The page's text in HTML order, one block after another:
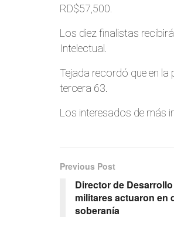
RD$57,500.
Los diez finalistas
Intelectual.
Tejada recordó que en la
tercera 63.
Los interesados de más
Previous Post
Director de
militares actuaron en
soberanía